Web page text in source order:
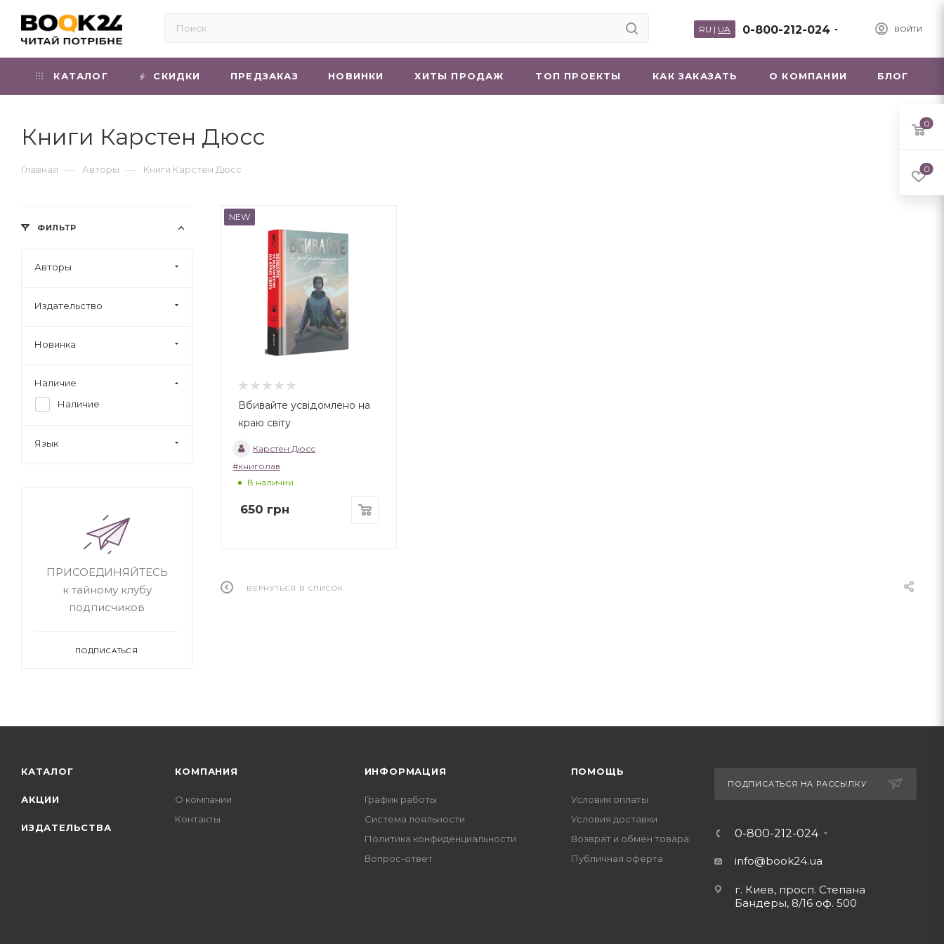
ВОЙТИ
0-800-212-024
RU | UA
КАТАЛОГ СКИДКИ ПРЕДЗАКАЗ НОВИНКИ ХИТЫ ПРОДАЖ ТОП ПРОЕКТЫ КАК ЗАКАЗАТЬ О КОМПАНИИ БЛОГ
Книги Карстен Дюсс
Главная — Авторы — Книги Карстен Дюсс
NEW
Вбивайте усвідомлено на
краю світу
Карстен Дюсс
#книголав
В наличии
650 грн
ВЕРНУТЬСЯ В СПИСОК
ФИЛЬТР
Авторы
Издательство
Новинка
Наличие
Наличие
Язык
ПРИСОЕДИНЯЙТЕСЬ
к тайному клубу
подписчиков
ПОДПИСАТЬСЯ
КАТАЛОГ
АКЦИИ
ИЗДАТЕЛЬСТВА
КОМПАНИЯ
О компании
Контакты
ИНФОРМАЦИЯ
График работы
Система лояльности
Политика конфиденциальности
Вопрос-ответ
ПОМОЩЬ
Условия оплаты
Условия доставки
Возврат и обмен товара
Публичная оферта
ПОДПИСАТЬСЯ НА РАССЫЛКУ
0-800-212-024
info@book24.ua
г. Киев, просп. Степана
Бандеры, 8/16 оф. 500
0
0